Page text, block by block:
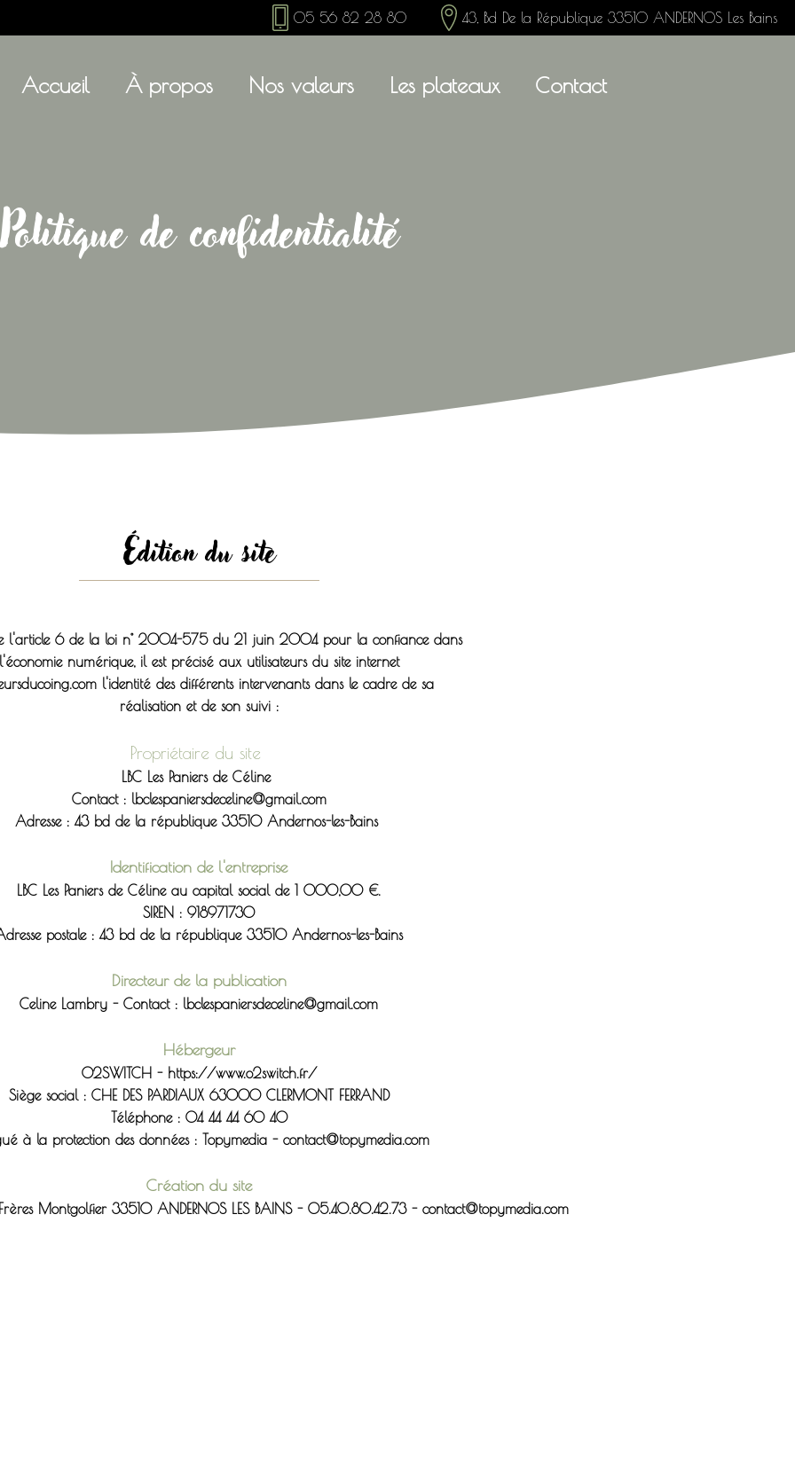
05 56 82 28 80 43, Bd De la République 33510 ANDERNOS Les Bains
Accueil À propos Nos valeurs Les plateaux Contact
Politique de confidentialité
Édition du site
l'article 6 de la loi n° 2004-575 du 21 juin 2004 pour la confiance dans
numérique, il est précisé aux utilisateurs du site internet
l'identité des différents intervenants dans le cadre de sa
réalisation et de son suivi :
Propriétaire du site
LBC Les Paniers de Céline
Contact : lbclespaniersdeceline@gmail.com
Adresse : 43 bd de la république 33510 Andernos-les-Bains
Identification de l'entreprise
LBC Les Paniers de Céline au capital social de 1 000,00 €.
SIREN : 918971730
postale : 43 bd de la république 33510 Andernos-les-Bains
Directeur de la publication
Celine Lambry - Contact : lbclespaniersdeceline@gmail.com
Hébergeur
O2SWITCH - https://www.o2switch.fr/
Siège social : CHE DES PARDIAUX 63000 CLERMONT FERRAND
Téléphone : 04 44 44 60 40
à la protection des données : Topymedia - contact@topymedia.com
Création du site
Montgolfier 33510 ANDERNOS LES BAINS - 05.40.80.42.73 - contact@topymedia.com